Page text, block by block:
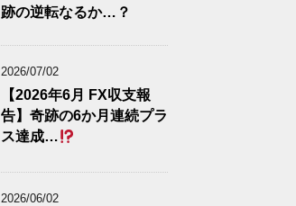
跡の逆転なるか…？
2026/07/02
【2026年6月 FX収支報
告】奇跡の6か月連続プラ
ス達成…
2026/06/02